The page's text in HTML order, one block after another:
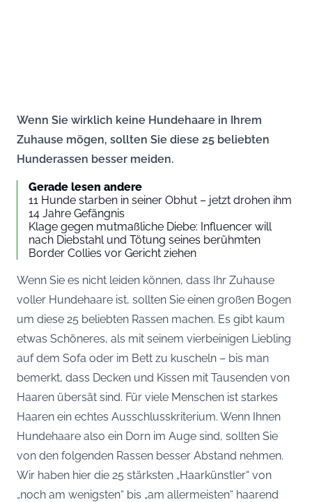
Wenn Sie wirklich keine Hundehaare in Ihrem
Zuhause mögen, sollten Sie diese 25 beliebten
Hunderassen besser meiden.
Gerade lesen andere
11 Hunde starben in seiner Obhut – jetzt drohen ihm
14 Jahre Gefängnis
Klage gegen mutmaßliche Diebe: Influencer will
nach Diebstahl und Tötung seines berühmten
Border Collies vor Gericht ziehen
Wenn Sie es nicht leiden können, dass Ihr Zuhause
voller Hundehaare ist, sollten Sie einen großen Bogen
um diese 25 beliebten Rassen machen. Es gibt kaum
etwas Schöneres, als mit seinem vierbeinigen Liebling
auf dem Sofa oder im Bett zu kuscheln – bis man
bemerkt, dass Decken und Kissen mit Tausenden von
Haaren übersät sind. Für viele Menschen ist starkes
Haaren ein echtes Ausschlusskriterium. Wenn Ihnen
Hundehaare also ein Dorn im Auge sind, sollten Sie
von den folgenden Rassen besser Abstand nehmen.
Wir haben hier die 25 stärksten „Haarkünstler“ von
„noch am wenigsten“ bis „am allermeisten“ haarend